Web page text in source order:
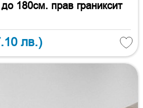
180см. прав граниксит
лв.)